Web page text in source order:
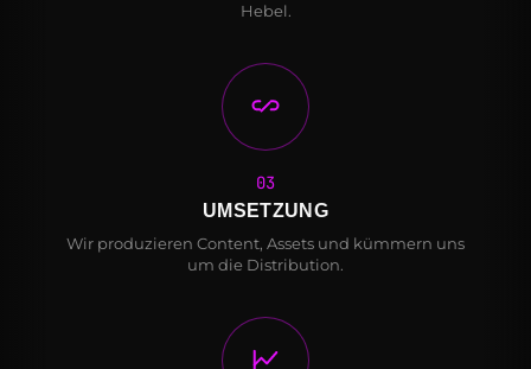
Hebel.
03
UMSETZUNG
Wir produzieren Content, Assets und kümmern uns
um die Distribution.